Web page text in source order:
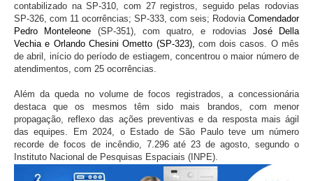
contabilizado na SP-310, com 27 registros, seguido pelas rodovias
SP-326, com 11 ocorrências; SP-333, com seis; Rodovia Comendador
Pedro Monteleone (SP-351), com quatro, e rodovias José Della
Vechia e Orlando Chesini Ometto (SP-323), com dois casos. O mês
de abril, início do período de estiagem, concentrou o maior número de
atendimentos, com 25 ocorrências.
Além da queda no volume de focos registrados, a concessionária
destaca que os mesmos têm sido mais brandos, com menor
propagação, reflexo das ações preventivas e da resposta mais ágil
das equipes. Em 2024, o Estado de São Paulo teve um número
recorde de focos de incêndio, 7.296 até 23 de agosto, segundo o
Instituto Nacional de Pesquisas Espaciais (INPE).